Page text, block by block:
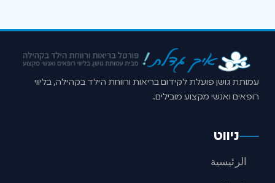
עמותת גושן פועלת לקידום בריאות ורווחת הילד בקהילה, בליווי
רופאים ואנשי מקצוע מובילים.
ניווט
الرئيسية